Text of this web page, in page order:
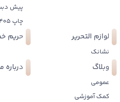
پیش
چاپ 1405
لوازم التحریر
نشانک
حریم
وبلاگ
عمومی
کمک آموزشی
درباره